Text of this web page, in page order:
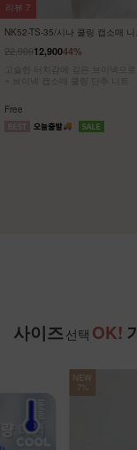
NK52-TS-35/시나 쿨링 캡소매 니
44%
22,90012,900
고슬한 터치감에 깊은 브이넥으로
Free
리뷰 7
사이즈 선택 OK!
NEW
7%